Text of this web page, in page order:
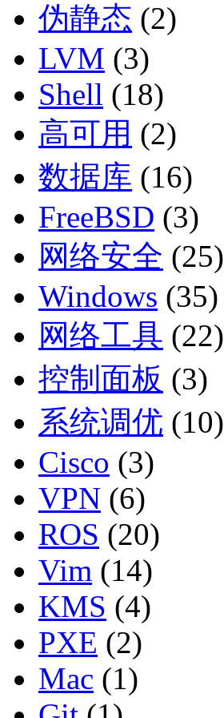
伪静态 (2)
LVM (3)
Shell (18)
高可用 (2)
数据库 (16)
FreeBSD (3)
网络安全 (25)
Windows (35)
网络工具 (22)
控制面板 (3)
系统调优 (10)
Cisco (3)
VPN (6)
ROS (20)
Vim (14)
KMS (4)
PXE (2)
Mac (1)